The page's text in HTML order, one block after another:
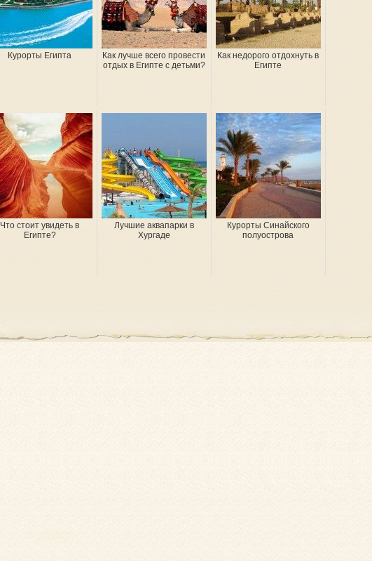
Курорты Египта
Как лучше всего провести
отдых в Египте с детьми?
Как недорого отдохнуть в
Египте
Что стоит увидеть в
Египте?
Лучшие аквапарки в
Хургаде
Курорты Синайского
полуострова